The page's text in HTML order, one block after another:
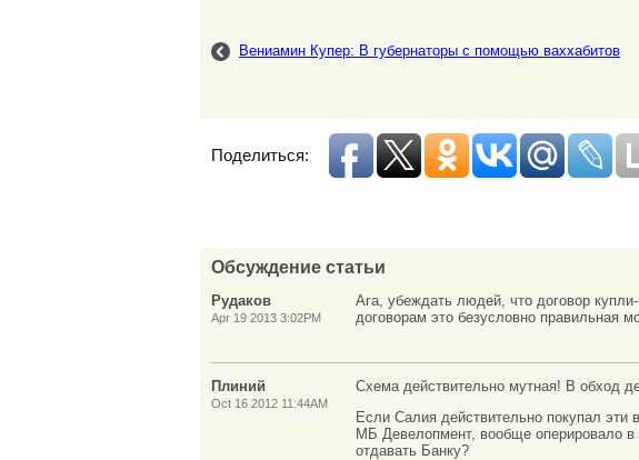
Вениамин Купер: В губернаторы с помощью ваххабитов
Поделиться:
Обсуждение статьи
Рудаков
Apr 19 2013 3:02PM
Ага, убеждать людей, что договор
договорам это безусловно правильная
Плиний
Oct 16 2012 11:44AM
Схема действительно мутная! В обход
Если Салия действительно покупал
МБ Девелопмент, вообще оперировало
отдавать Банку?